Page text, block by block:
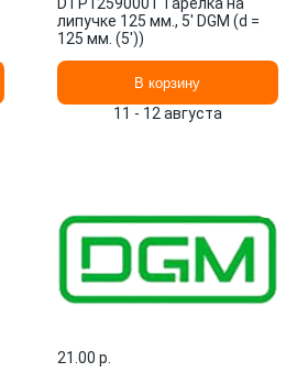
липучке 125 мм., 5' DGM (d =
125 мм. (5'))
В корзину
11 - 12 августа
21.00 p.